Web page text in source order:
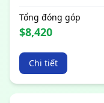
Tổng đóng góp
$8,420
Chi tiết